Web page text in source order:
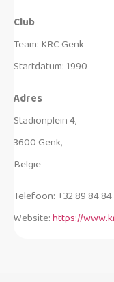
Club
Team: KRC Genk
Startdatum: 1990
Adres
Stadionplein 4,
3600 Genk,
België
Telefoon: +32 89 84 84
Website:https://